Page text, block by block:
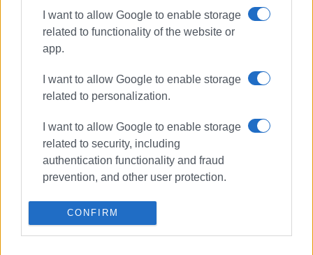
I want to allow Google to enable storage
related to functionality of the website or
app.
I want to allow Google to enable storage
related to personalization.
I want to allow Google to enable storage
related to security, including
authentication functionality and fraud
prevention, and other user protection.
CONFIRM
Φιλαρμονική Θιναλίων
ΣΧΕΤΙΚA AΡΘΡΑ
Η Δημοτική Φιλαρμονική
Φεστιβάλ Φιλαρμονικών Αρτας
Στα Τρίκαλα για δεύτερη